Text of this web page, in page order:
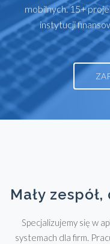
mobilnych. 15+
instytucji
Mały
Specjalizujemy się w
systemach dla firm.